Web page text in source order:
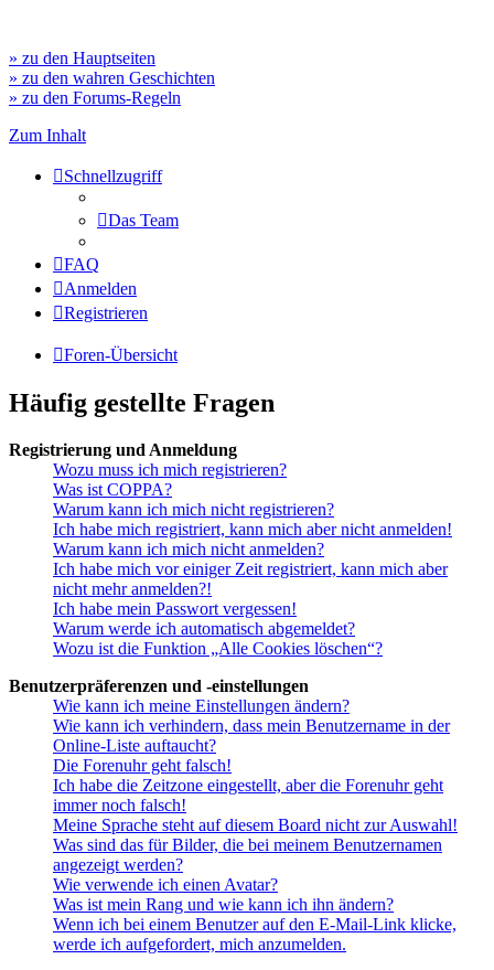
» zu den Hauptseiten
» zu den wahren Geschichten
» zu den Forums-Regeln
Zum Inhalt
Schnellzugriff
Das Team
FAQ
Anmelden
Registrieren
Foren-Übersicht
Häufig gestellte Fragen
Registrierung und Anmeldung
Wozu muss ich mich registrieren?
Was ist COPPA?
Warum kann ich mich nicht registrieren?
Ich habe mich registriert, kann mich aber nicht anmelden!
Warum kann ich mich nicht anmelden?
Ich habe mich vor einiger Zeit registriert, kann mich aber
nicht mehr anmelden?!
Ich habe mein Passwort vergessen!
Warum werde ich automatisch abgemeldet?
Wozu ist die Funktion „Alle Cookies löschen“?
Benutzerpräferenzen und -einstellungen
Wie kann ich meine Einstellungen ändern?
Wie kann ich verhindern, dass mein Benutzername in der
Online-Liste auftaucht?
Die Forenuhr geht falsch!
Ich habe die Zeitzone eingestellt, aber die Forenuhr geht
immer noch falsch!
Meine Sprache steht auf diesem Board nicht zur Auswahl!
Was sind das für Bilder, die bei meinem Benutzernamen
angezeigt werden?
Wie verwende ich einen Avatar?
Was ist mein Rang und wie kann ich ihn ändern?
Wenn ich bei einem Benutzer auf den E-Mail-Link klicke,
werde ich aufgefordert, mich anzumelden.